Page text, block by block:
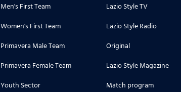
Men's First Team
Women's First Team
Primavera Male Team
Primavera Female Team
Youth Sector
Lazio Style TV
Lazio Style Radio
Original
Lazio Style Magazine
Match program